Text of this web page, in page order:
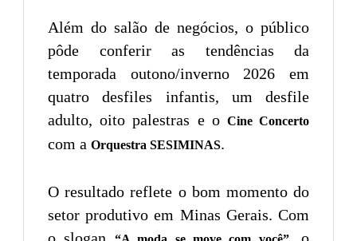
Além do salão de negócios, o público
pôde conferir as tendências da
temporada outono/inverno 2026 em
quatro desfiles infantis, um desfile
adulto, oito palestras e o Cine Concerto
com a Orquestra SESIMINAS.
O resultado reflete o bom momento do
setor produtivo em Minas Gerais. Com